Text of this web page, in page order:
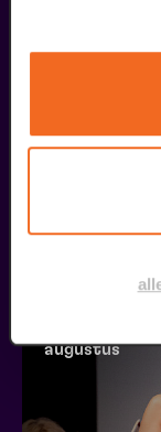
Öffentliche
Viva Classic
augustus